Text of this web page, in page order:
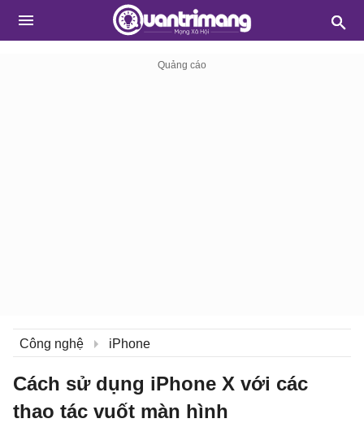
Công nghệ iPhone
Cách sử dụng iPhone X với các
thao tác vuốt màn hình